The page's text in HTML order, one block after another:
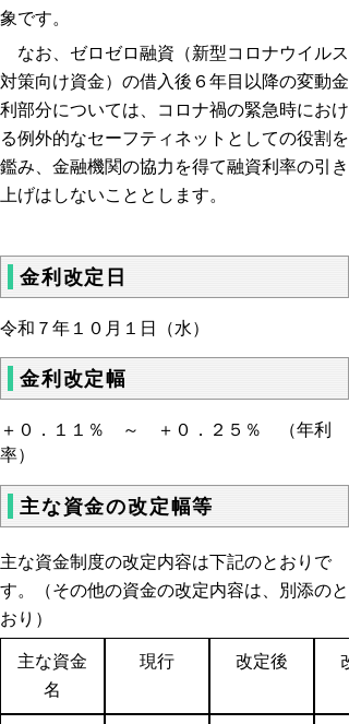
象です。
なお、ゼロゼロ融資（新型コロナウイルス
対策向け資金）の借入後６年目以降の変動金
利部分については、コロナ禍の緊急時におけ
る例外的なセーフティネットとしての役割を
鑑み、金融機関の協力を得て融資利率の引き
上げはしないこととします。
金利改定日
令和７年１０月１日（水）
金利改定幅
＋０．１１％ ～ ＋０．２５％ （年利
率）
主な資金の改定幅等
主な資金制度の改定内容は下記のとおりで
す。（その他の資金の改定内容は、別添のと
おり）
主な資金
名
現行 改定後